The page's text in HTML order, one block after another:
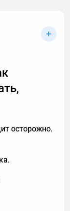
услуги.
то я
телефонные
осторожно.